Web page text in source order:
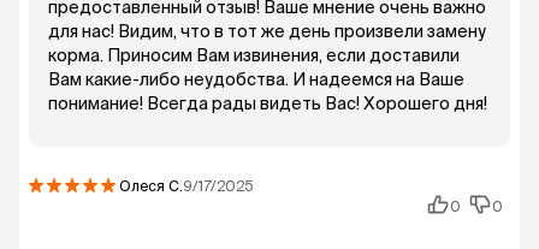
предоставленный отзыв! Ваше мнение очень важно
для нас! Видим, что в тот же день произвели замену
корма. Приносим Вам извинения, если доставили
Вам какие-либо неудобства. И надеемся на Ваше
понимание! Всегда рады видеть Вас! Хорошего дня!
Олеся С. 9/17/2025
0
0